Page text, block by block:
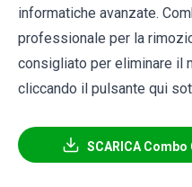
informatiche avanzate.
professionale per la
consigliato per eliminare il
cliccando il pulsante qui
SCARICA